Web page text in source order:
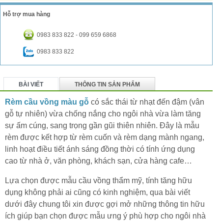
Hỗ trợ mua hàng
0983 833 822 - 099 659 6868
0983 833 822
BÀI VIẾT THÔNG TIN SẢN PHẨM
BÌNH LUẬN
Rèm cầu vồng màu gỗ có sắc thái từ nhạt đến đậm (vân
gỗ tự nhiên) vừa chống nắng cho ngôi nhà vừa làm tăng
sự ấm cúng, sang trọng gần gũi thiên nhiên. Đây là mẫu
rèm được kết hợp từ rèm cuốn và rèm dạng mành ngang,
linh hoạt điều tiết ánh sáng đồng thời có tính ứng dụng
cao từ nhà ở, văn phòng, khách sạn, cửa hàng cafe…
Lựa chọn được mẫu cầu vồng thẩm mỹ, tính tăng hữu
dụng không phải ai cũng có kinh nghiệm, qua bài viết
dưới đây chung tôi xin được gợi mở những thông tin hữu
ích giúp bạn chọn được mẫu ưng ý phù hợp cho ngôi nhà